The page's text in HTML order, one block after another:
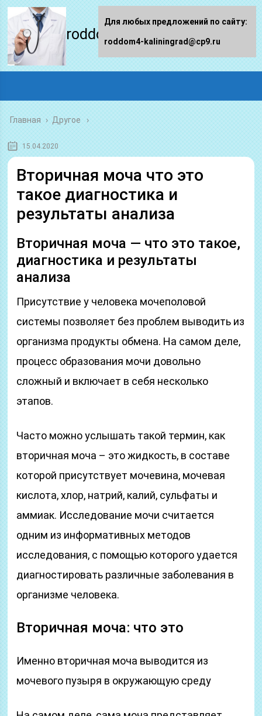
roddom4-kaliningrad.ru
Главная › Другое
15.04.2020
Вторичная моча что это
такое диагностика и
результаты анализа
Вторичная моча — что это такое,
диагностика и результаты
анализа
Присутствие у человека мочеполовой
системы позволяет без проблем выводить из
организма продукты обмена. На самом деле,
процесс образования мочи довольно
сложный и включает в себя несколько
этапов.
Часто можно услышать такой термин, как
вторичная моча – это жидкость, в составе
которой присутствует мочевина, мочевая
кислота, хлор, натрий, калий, сульфаты и
аммиак. Исследование мочи считается
одним из информативных методов
исследования, с помощью которого удается
диагностировать различные заболевания в
организме человека.
Вторичная моча: что это
Именно вторичная моча выводится из
мочевого пузыря в окружающую среду
Для любых предложений по сайту:
roddom4-kaliningrad@cp9.ru